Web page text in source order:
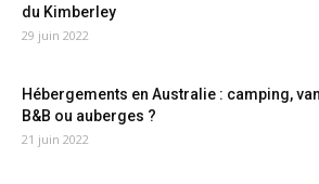
du Kimberley
29 juin 2022
Hébergements en Australie : camping,
B&B ou auberges ?
21 juin 2022